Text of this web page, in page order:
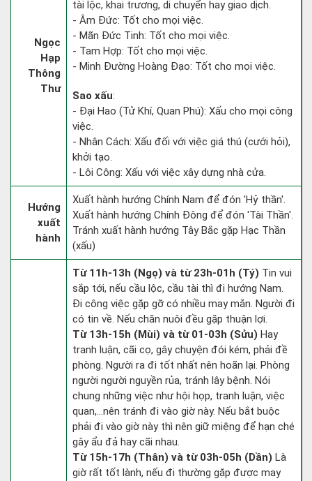
Ngọc
Hạp
Thông
Thư
tài lộc, khai trương, di chuyển hay giao dịch.
- Âm Đức: Tốt cho mọi việc.
- Mãn Đức Tinh: Tốt cho mọi việc.
- Tam Hợp: Tốt cho mọi việc.
- Minh Đường Hoàng Đạo: Tốt cho mọi việc.
Sao xấu:
- Đại Hao (Tử Khí, Quan Phú): Xấu cho mọi công
việc.
- Nhân Cách: Xấu đối với việc giá thú (cưới hỏi),
khởi tạo.
- Lôi Công: Xấu với việc xây dựng nhà cửa.
Hướng
xuất
hành
Xuất hành hướng Chính Nam để đón 'Hỷ thần'.
Xuất hành hướng Chính Đông để đón 'Tài Thần'.
Tránh xuất hành hướng Tây Bắc gặp Hạc Thần
(xấu)
Từ 11h-13h (Ngọ) và từ 23h-01h (Tý) Tin vui
sắp tới, nếu cầu lộc, cầu tài thì đi hướng Nam.
Đi công việc gặp gỡ có nhiều may mắn. Người đi
có tin về. Nếu chăn nuôi đều gặp thuận lợi.
Từ 13h-15h (Mùi) và từ 01-03h (Sửu) Hay
tranh luận, cãi cọ, gây chuyện đói kém, phải đề
phòng. Người ra đi tốt nhất nên hoãn lại. Phòng
người người nguyền rủa, tránh lây bệnh. Nói
chung những việc như hội họp, tranh luận, việc
quan,…nên tránh đi vào giờ này. Nếu bắt buộc
phải đi vào giờ này thì nên giữ miệng để hạn ché
gây ẩu đả hay cãi nhau.
Từ 15h-17h (Thân) và từ 03h-05h (Dần) Là
giờ rất tốt lành, nếu đi thường gặp được may